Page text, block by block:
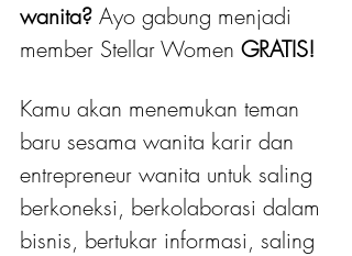
wanita? Ayo gabung menjadi
member Stellar Women GRATIS!
Kamu akan menemukan teman
baru sesama wanita karir dan
entrepreneur wanita untuk saling
berkoneksi, berkolaborasi dalam
bisnis, bertukar informasi, saling